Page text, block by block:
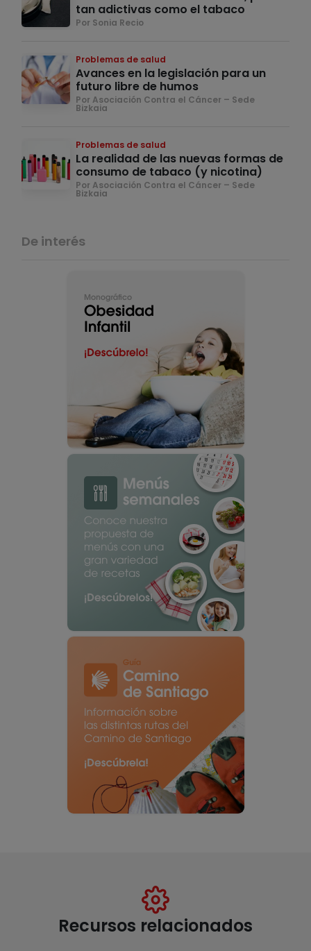
tan adictivas como el tabaco
Por Sonia Recio
Problemas de salud
Avances en la legislación para un
futuro libre de humos
Por Asociación Contra el Cáncer – Sede
Bizkaia
Problemas de salud
La realidad de las nuevas formas de
consumo de tabaco (y nicotina)
Por Asociación Contra el Cáncer – Sede
Bizkaia
De interés
Recursos relacionados